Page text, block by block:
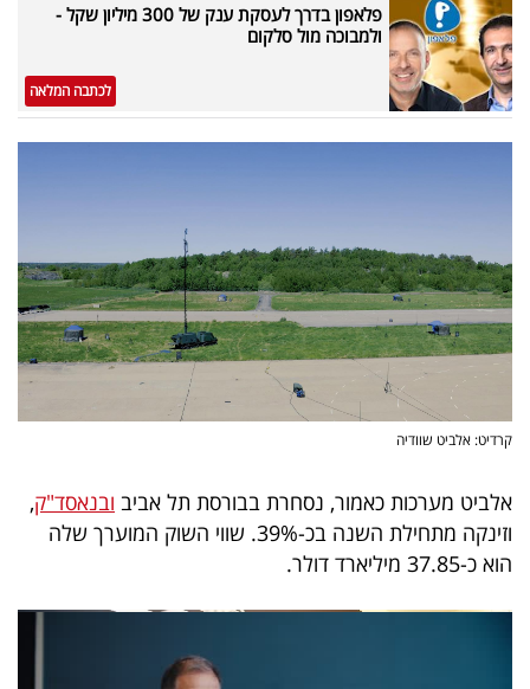
פלאפון בדרך לעסקת ענק של 300 מיליון שקל -
ולמבוכה מול סלקום
לכתבה המלאה
קרדיט: אלביט שוודיה
אלביט מערכות כאמור, נסחרת בבורסת תל אביב ובנאסד"ק,
וזינקה מתחילת השנה בכ-39%. שווי השוק המוערך שלה
הוא כ-37.85 מיליארד דולר.